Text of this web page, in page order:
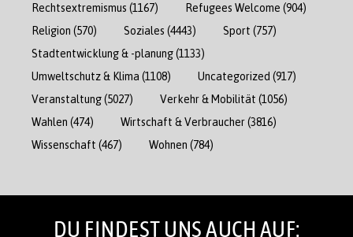
Rechtsextremismus (1167) Refugees Welcome (904)
Religion (570) Soziales (4443) Sport (757)
Stadtentwicklung & -planung(1133)
Umweltschutz & Klima (1108) Uncategorized (917)
Veranstaltung(5027) Verkehr & Mobilität (1056)
Wahlen (474) Wirtschaft & Verbraucher(3816)
Wissenschaft (467) Wohnen (784)
DU FINDEST UNS AUCH AUF: